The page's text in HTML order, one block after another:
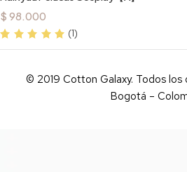
$ 98.000
(1)
© 2019 Cotton Galaxy. Todos los
Bogotá –